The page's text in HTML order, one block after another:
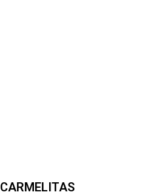
CARMELITAS